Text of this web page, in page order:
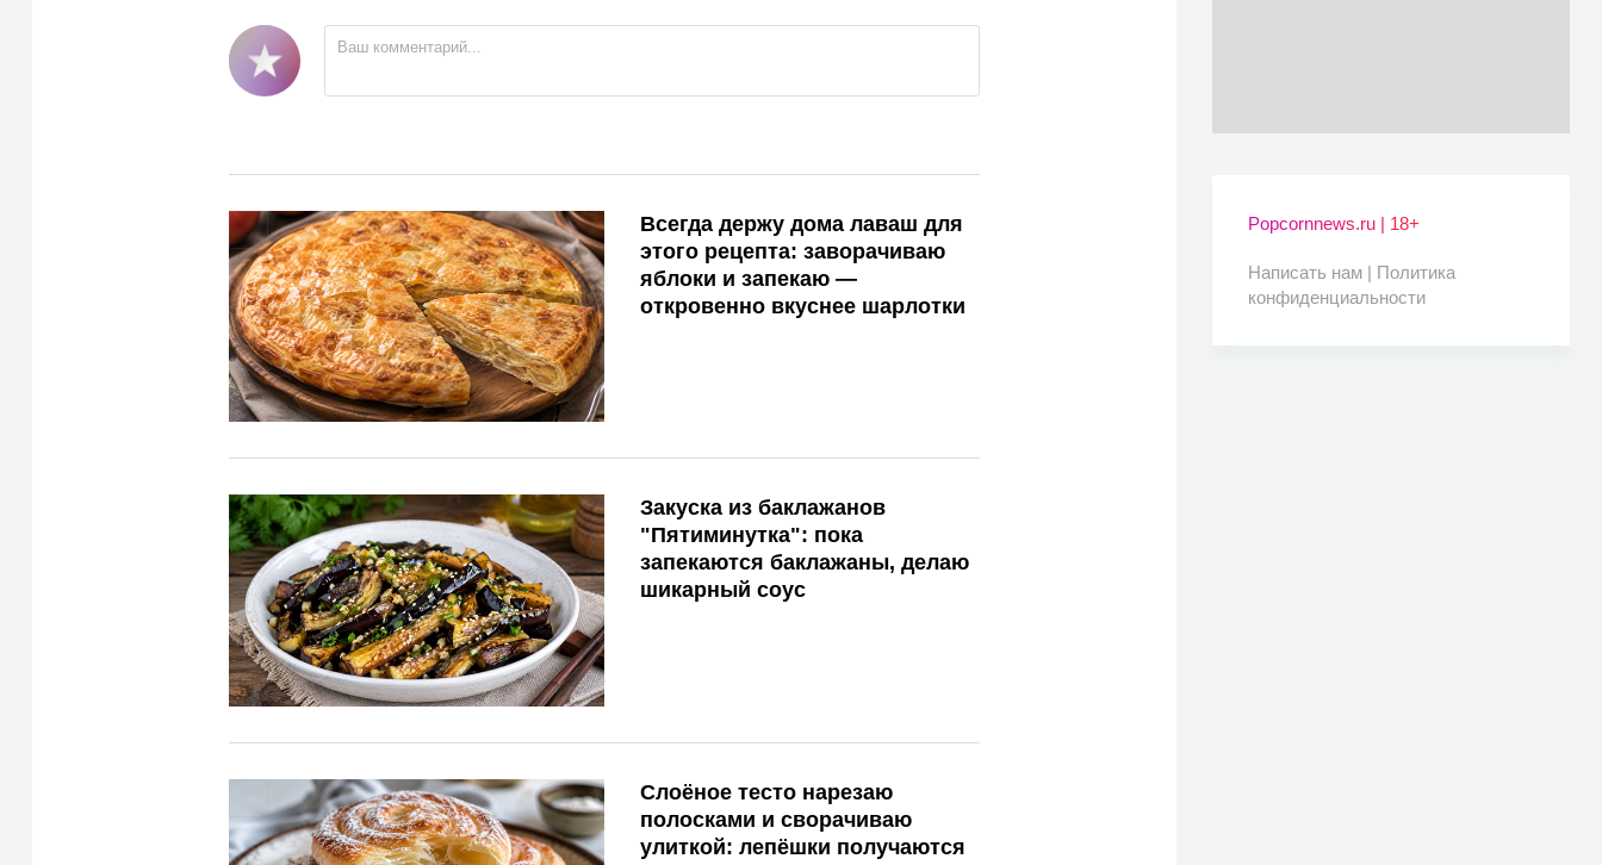
Всегда держу дома лаваш для
этого рецепта: заворачиваю
яблоки и запекаю —
откровенно вкуснее шарлотки
Закуска из баклажанов
"Пятиминутка": пока
запекаются баклажаны, делаю
шикарный соус
Слоёное тесто нарезаю
полосками и сворачиваю
улиткой: лепёшки получаются
Popcornnews.ru | 18+
Написать нам | Политика
конфиденциальности